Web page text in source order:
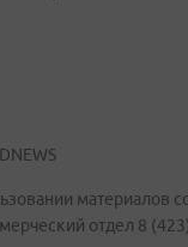
материалов
отдел 8